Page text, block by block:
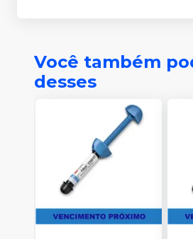
Você também
desses